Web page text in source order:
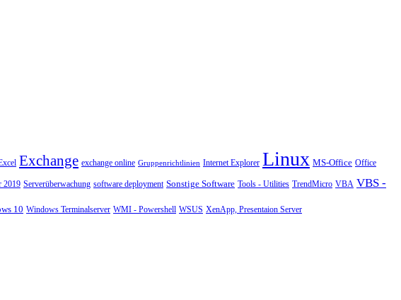
Exchange exchange online Gruppenrichtlinien Internet Explorer Linux MS-Office Office
2019 Serverüberwachung software deployment Sonstige Software Tools - Utilities TrendMicro VBA VBS -
10 Windows Terminalserver WMI - Powershell WSUS XenApp, Presentaion Server